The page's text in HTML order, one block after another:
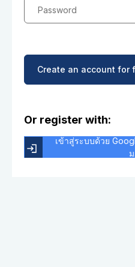
Password
Create an account for
Or register with:
เข้าสู่ระบบด้วย